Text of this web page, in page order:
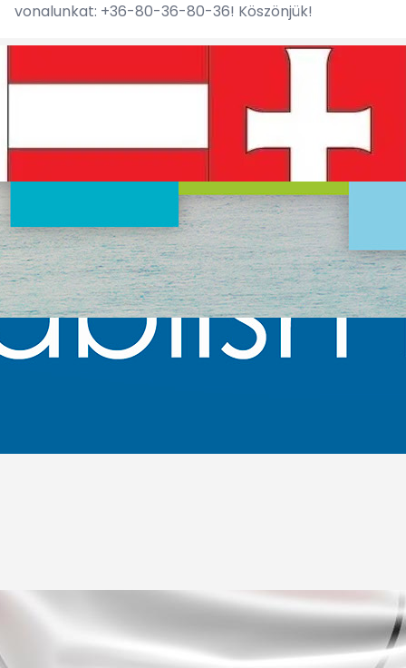
vonalunkat: +36-80-36-80-36! Köszönjük!